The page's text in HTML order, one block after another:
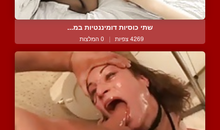
שתי כוסיות דומיננטיות במ...
4269 צפיות | 0 המלצות